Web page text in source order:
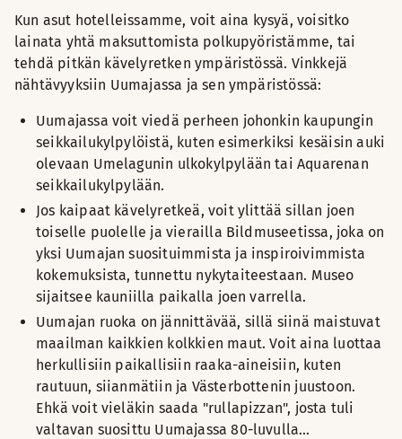
Kun asut hotelleissamme, voit aina kysyä, voisitko
lainata yhtä maksuttomista polkupyöristämme, tai
tehdä pitkän kävelyretken ympäristössä. Vinkkejä
nähtävyyksiin Uumajassa ja sen ympäristössä:
Uumajassa voit viedä perheen johonkin kaupungin
seikkailukylpylöistä, kuten esimerkiksi kesäisin auki
olevaan Umelagunin ulkokylpylään tai Aquarenan
seikkailukylpylään.
Jos kaipaat kävelyretkeä, voit ylittää sillan joen
toiselle puolelle ja vierailla Bildmuseetissa, joka on
yksi Uumajan suosituimmista ja inspiroivimmista
kokemuksista, tunnettu nykytaiteestaan. Museo
sijaitsee kauniilla paikalla joen varrella.
Uumajan ruoka on jännittävää, sillä siinä maistuvat
maailman kaikkien kolkkien maut. Voit aina luottaa
herkullisiin paikallisiin raaka-aineisiin, kuten
rautuun, siianmätiin ja Västerbottenin juustoon.
Ehkä voit vieläkin saada "rullapizzan", josta tuli
valtavan suosittu Uumajassa 80-luvulla…